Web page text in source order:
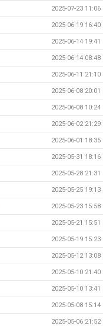
2025-07-23 11:06
2025-06-19 16:40
2025-06-14 19:41
2025-06-14 08:48
2025-06-11 21:10
2025-06-08 20:01
2025-06-08 10:24
2025-06-02 21:29
2025-06-01 18:35
2025-05-31 18:16
2025-05-28 21:31
2025-05-25 19:13
2025-05-23 15:58
2025-05-21 15:51
2025-05-19 15:23
2025-05-12 13:08
2025-05-10 21:40
2025-05-10 13:41
2025-05-08 15:14
2025-05-06 21:52